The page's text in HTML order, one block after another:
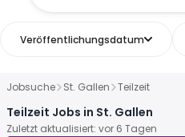
Veröffentlichungsdatum
Jobsuche St. Gallen Teilzeit
Teilzeit Jobs in St. Gallen
Zuletzt aktualisiert: vor 6 Tagen